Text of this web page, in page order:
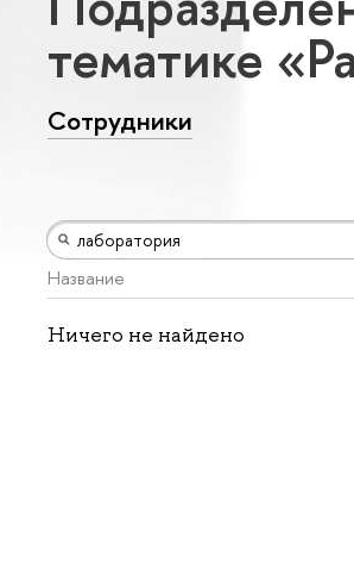
тематике
Сотрудники
Название
Ничего не найдено